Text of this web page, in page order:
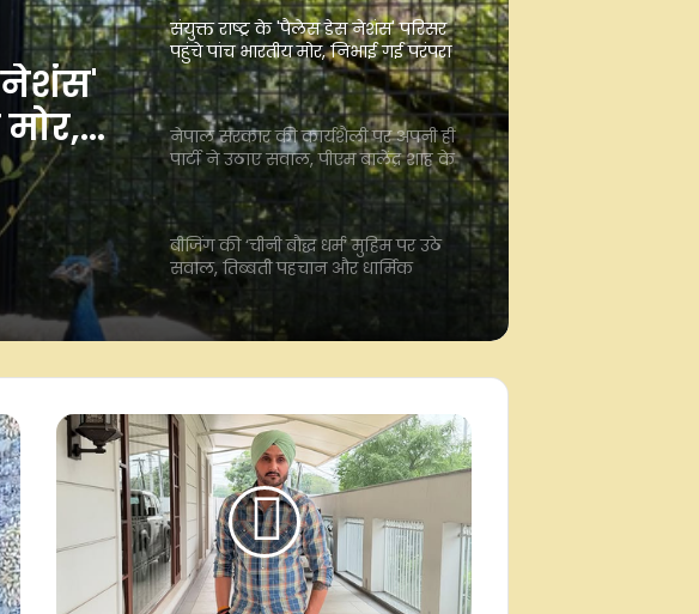
नेशंस'
पर
से बढ़ी
नेपाल सरकार की कार्यशैली पर अपनी ही
पार्टी ने उठाए सवाल, पीएम बालेंद्र शाह के
पोस्ट से बढ़ी चर्चा
बीजिंग की ‘चीनी बौद्ध धर्म’ मुहिम पर उठे
सवाल, तिब्बती पहचान और धार्मिक
स्वतंत्रता को लेकर चिंता
बिहार बॉर्डर से सटे गंडकी में औद्योगिक
इस्तेमाल के लिए गांजा की खेती को मिली
कानूनी मंजूरी
सकती है ईरान के सुप्रीम लीडर मोजतबा की
दक्षिण कोरिया: शादी के लिए 'हतोत्साहित'
करने वाली नीतियों की समीक्षा करेंगे
राष्ट्रपति ली
यमन ने यूएनएससी के बयान का किया
स्वागत, कहा- ‘यही सही रास्ता’